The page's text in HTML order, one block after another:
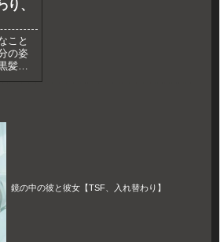
、
こと
の姿
髪の
服、
桐原
なっ
鏡の中の彼と彼女【TSF、入れ替わり】